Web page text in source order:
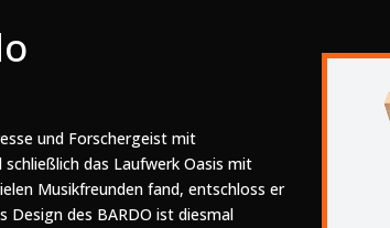
und Forschergeist mit
das Laufwerk Oasis mit
Musikfreunden fand, entschloss er
des BARDO ist diesmal